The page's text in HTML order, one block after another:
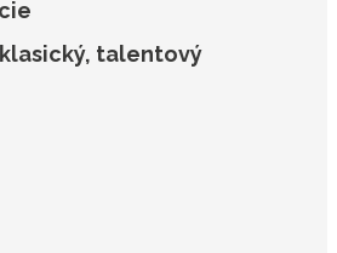
talentový